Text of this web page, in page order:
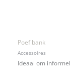
Poef bank
Accessoires
Ideaal om